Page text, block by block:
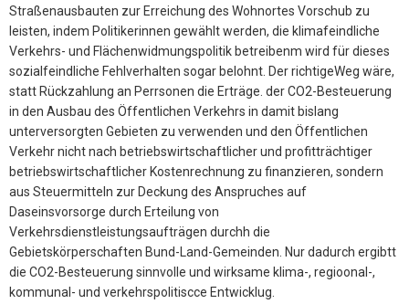
Straßenausbauten zur Erreichung des Wohnortes Vorschub zu
leisten, indem Politikerinnen gewählt werden, die klimafeindliche
Verkehrs- und Flächenwidmungspolitik betreibenm wird für dieses
sozialfeindliche Fehlverhalten sogar belohnt. Der richtigeWeg wäre,
statt Rückzahlung an Perrsonen die Erträge. der CO2-Besteuerung
in den Ausbau des Öffentlichen Verkehrs in damit bislang
unterversorgten Gebieten zu verwenden und den Öffentlichen
Verkehr nicht nach betriebswirtschaftlicher und profitträchtiger
betriebswirtschaftlicher Kostenrechnung zu finanzieren, sondern
aus Steuermitteln zur Deckung des Anspruches auf
Daseinsvorsorge durch Erteilung von
Verkehrsdienstleistungsaufträgen durchh die
Gebietskörperschaften Bund-Land-Gemeinden. Nur dadurch ergibtt
die CO2-Besteuerung sinnvolle und wirksame klima-, regioonal-,
kommunal- und verkehrspolitiscce Entwicklug.